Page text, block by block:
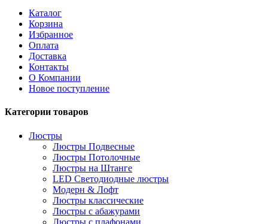
Каталог
Корзина
Избранное
Оплата
Доставка
Контакты
О Компании
Новое поступление
Категории товаров
Люстры
Люстры Подвесные
Люстры Потолочные
Люстры на Штанге
LED Светодиодные люстры
Модерн & Лофт
Люстры классические
Люстры с абажурами
Люстры с плафонами